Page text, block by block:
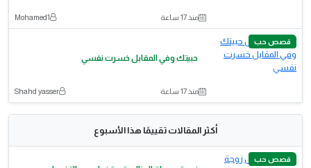
منذ 17 ساعة Mohamed1
قصص حب
حبيتك وفي المقابل خسرت نفسي
منذ 17 ساعة Shahd yasser
أكثر المقالات تقييمًا هذا الأسبوع
قصص حب